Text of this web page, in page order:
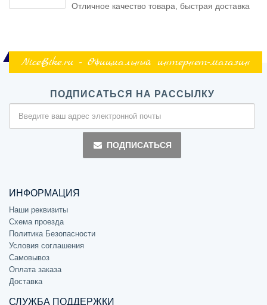
Отличное качество товара, быстрая доставка
NiceBike.ru - Официальный интернет-магазин
ПОДПИСАТЬСЯ НА РАССЫЛКУ
ПОДПИСАТЬСЯ
ИНФОРМАЦИЯ
Наши реквизиты
Схема проезда
Политика Безопасности
Условия соглашения
Самовывоз
Оплата заказа
Доставка
СЛУЖБА ПОДДЕРЖКИ